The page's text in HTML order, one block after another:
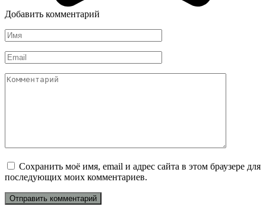
Добавить комментарий
Имя
*
Email
*
Комментарий
Сохранить моё имя, email и адрес сайта в этом браузере для
последующих моих комментариев.